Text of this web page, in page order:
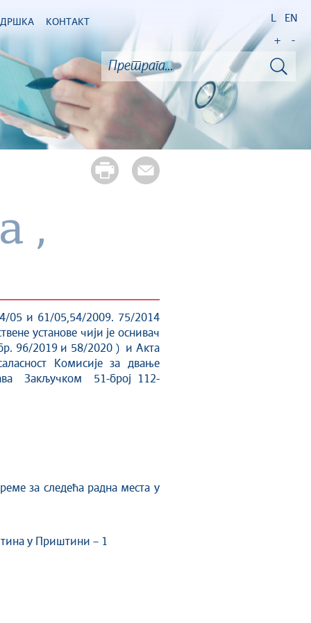
КОНТАКТ L EN
+ -
,
05 и 61/05,54/2009. 75/2014
установе чији је оснивач
бр. 96/2019 и 58/2020 ) и Акта
Комисије за двање
Закључком 51-број 112-
за следећа радна места у
у Приштини – 1